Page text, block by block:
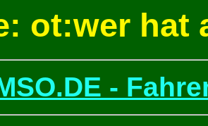
ot:wer hat
-